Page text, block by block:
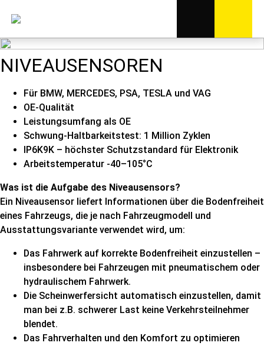
NIVEAUSENSOREN
Für BMW, MERCEDES, PSA, TESLA und VAG
OE-Qualität
Leistungsumfang als OE
Schwung-Haltbarkeitstest: 1 Million Zyklen
IP6K9K – höchster Schutzstandard für Elektronik
Arbeitstemperatur -40–105°C
Was ist die Aufgabe des Niveausensors?
Ein Niveausensor liefert Informationen über die Bodenfreiheit
eines Fahrzeugs, die je nach Fahrzeugmodell und
Ausstattungsvariante verwendet wird, um:
Das Fahrwerk auf korrekte Bodenfreiheit einzustellen –
insbesondere bei Fahrzeugen mit pneumatischem oder
hydraulischem Fahrwerk.
Die Scheinwerfersicht automatisch einzustellen, damit
man bei z.B. schwerer Last keine Verkehrsteilnehmer
blendet.
Das Fahrverhalten und den Komfort zu optimieren